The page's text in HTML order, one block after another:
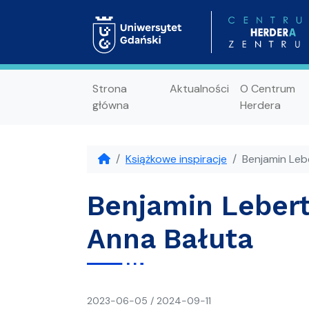
Strona
główna
Aktualności
O Centrum
Herdera
Książkowe inspiracje Benjamin
Benjamin
Anna Bałuta
2023-06-05 / 2024-09-11